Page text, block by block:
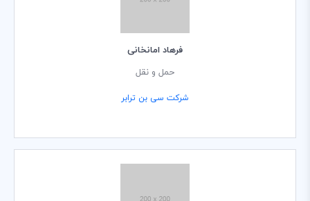
فرهاد امانخانی
حمل و نقل
شرکت سی بن ترابر